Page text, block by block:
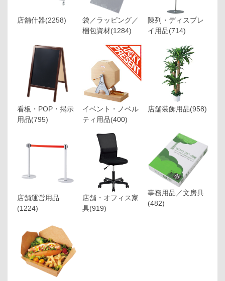
店舗什器(2258)
袋／ラッピング／
梱包資材(1284)
陳列・ディスプレ
イ用品(714)
看板・POP・掲示
用品(795)
イベント・ノベル
ティ用品(400)
店舗装飾用品(958)
店舗運営用品
(1224)
店舗・オフィス家
具(919)
事務用品／文房具
(482)